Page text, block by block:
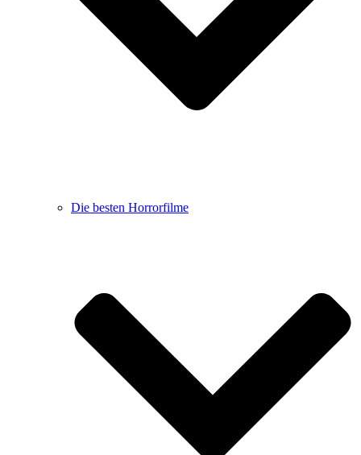
Die besten Horrorfilme